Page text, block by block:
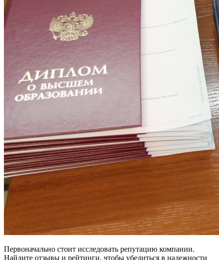
Первоначально стоит исследовать репутацию компании.
Найдите отзывы и рейтинги, чтобы убедиться в надежности